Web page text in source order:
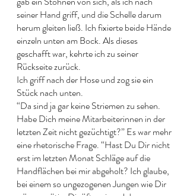
seiner Hand griff, und die Schelle darum
herum gleiten ließ. Ich fixierte beide Hände
einzeln unten am Bock. Als dieses
geschafft war, kehrte ich zu seiner
Rückseite zurück.
Ich griff nach der Hose und zog sie ein
Stück nach unten.
“Da sind ja gar keine Striemen zu sehen.
Habe Dich meine Mitarbeiterinnen in der
letzten Zeit nicht gezüchtigt?” Es war mehr
eine rhetorische Frage. “Hast Du Dir nicht
erst im letzten Monat Schläge auf die
Handflächen bei mir abgeholt? Ich glaube,
bei einem so ungezogenen Jungen wie Dir